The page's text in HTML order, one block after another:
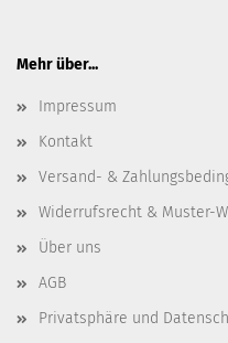
Mehr über...
Impressum
Kontakt
Versand- &
Widerrufsrecht & Muster-
Über uns
AGB
Privatsphäre und